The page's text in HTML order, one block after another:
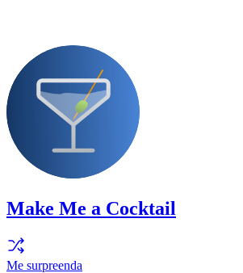
Make Me a Cocktail
Me surpreenda